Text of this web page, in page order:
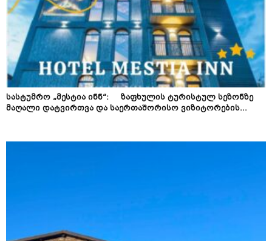
სასტუმრო „მესტია ინნ“: ზაფხულის ტურისტულ სეზონზე
მაღალი დატვირთვა და საერთაშორისო ვიზიტორების...